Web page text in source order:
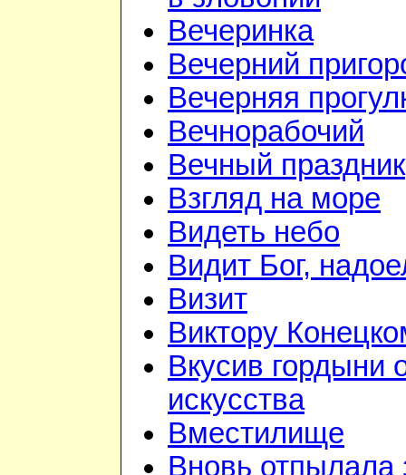
Вечеринка
Вечерний
Вечерняя
Вечнорабочий
Вечный праздник
Взгляд на море
Видеть небо
Видит Бог,
Визит
Виктору
Вкусив гордыни
искусства
Вместилище
Вновь отпылала